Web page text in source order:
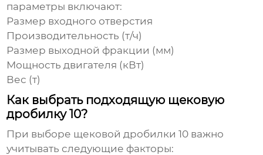
параметры включают:
Размер входного отверстия
Производительность (т/ч)
Размер выходной фракции (мм)
Мощность двигателя (кВт)
Вес (т)
Как выбрать подходящую щековую
дробилку 10?
При выборе щековой дробилки 10 важно
учитывать следующие факторы: